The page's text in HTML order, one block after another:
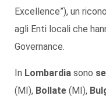
Excellence”), un
agli Enti locali che
Governance.
In Lombardia sono
(MI), Bollate (MI),